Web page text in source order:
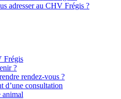
adresser au CHV Frégis ?
Frégis
?
rendez-vous ?
d’une consultation
animal